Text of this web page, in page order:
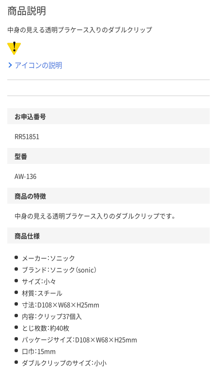
商品説明
中身の見える透明プラケース入りのダブルクリップ
アイコンの説明
お申込番号
RR51851
型番
AW-136
商品の特徴
中身の見える透明プラケース入りのダブルクリップです。
商品仕様
メーカー：ソニック
ブランド：ソニック（sonic）
サイズ：小々
材質：スチール
寸法：D108×W68×H25mm
内容：クリップ37個入
とじ枚数：約40枚
パッケージサイズ：D108×W68×H25mm
口巾：15mm
ダブルクリップのサイズ：小小